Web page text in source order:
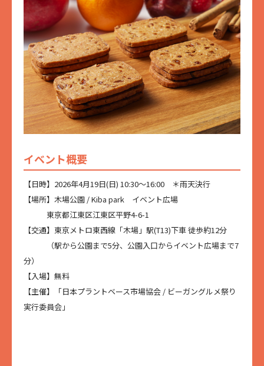
イベント概要
【日時】2026年4月19日(日) 10:30〜16:00 ＊雨天決行
【場所】木場公園 / Kiba park イベント広場
東京都江東区江東区平野4-6-1
【交通】東京メトロ東西線「木場」駅(T13)下車 徒歩約12分
（駅から公園まで5分、公園入口からイベント広場まで7
分）
【入場】無料
【主催】「日本プラントベース市場協会 / ビーガングルメ祭り
実行委員会」